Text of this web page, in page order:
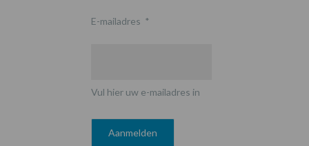
E-mailadres *
Vul hier uw e-mailadres in